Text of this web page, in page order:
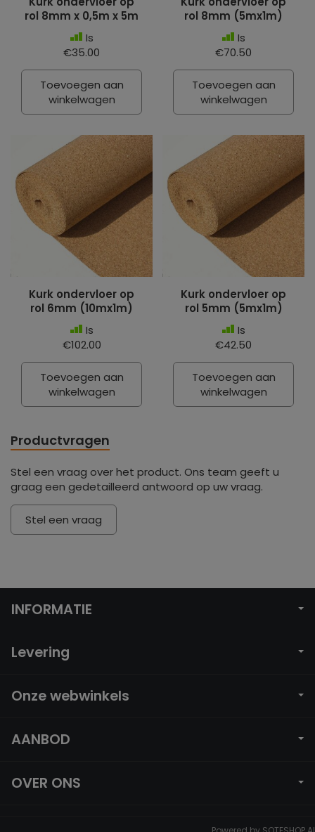
rol 8mm x 0,5m x 5m
Is
€35.00
Toevoegen aan
winkelwagen
rol 8mm (5mx1m)
Is
€70.50
Toevoegen aan
winkelwagen
Kurk ondervloer op
rol 6mm (10mx1m)
Is
€102.00
Toevoegen aan
winkelwagen
Kurk ondervloer op
rol 5mm (5mx1m)
Is
€42.50
Toevoegen aan
winkelwagen
Productvragen
Stel een vraag over het product. Ons team geeft u
graag een gedetailleerd antwoord op uw vraag.
Stel een vraag
INFORMATIE
Levering
Onze webwinkels
AANBOD
OVER ONS